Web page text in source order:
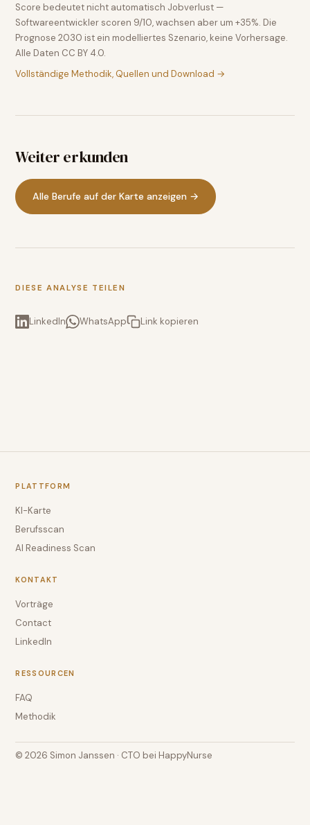
Score bedeutet nicht automatisch Jobverlust —
Softwareentwickler scoren 9/10, wachsen aber um +35%. Die
Prognose 2030 ist ein modelliertes Szenario, keine Vorhersage.
Alle Daten CC BY 4.0.
Vollständige Methodik, Quellen und Download →
Weiter erkunden
Alle Berufe auf der Karte anzeigen →
DIESE ANALYSE TEILEN
LinkedIn WhatsApp Link kopieren
PLATTFORM
KI-Karte
Berufsscan
AI Readiness Scan
KONTAKT
Vorträge
Contact
LinkedIn
RESSOURCEN
FAQ
Methodik
© 2026 Simon Janssen · CTO bei HappyNurse